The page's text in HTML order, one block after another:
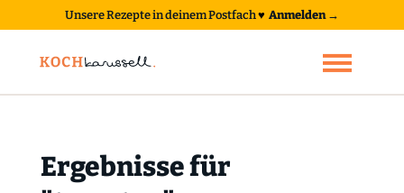
Unsere Rezepte in deinem Postfach♥ Anmelden →
Ergebnisse für